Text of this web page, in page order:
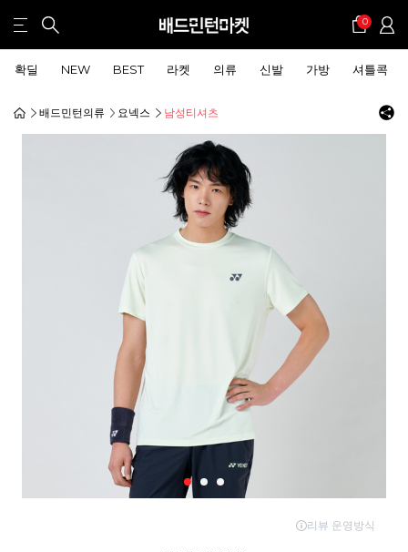
0
확딜 NEW BEST 라켓 의류 신발 가방 셔틀콕
배드민턴의류 요넥스 남성티셔츠